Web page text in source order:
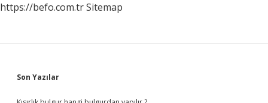
https://befo.com.trSitemap
Sidebar
Son Yazılar